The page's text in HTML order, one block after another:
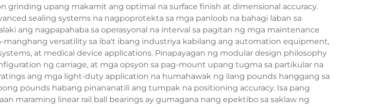
grinding upang makamit ang optimal na surface finish at dimensional accuracy.
sealing systems na nagpoprotekta sa mga panloob na bahagi laban sa
ang nagpapahaba sa operasyonal na interval sa pagitan ng mga maintenance
versatility sa iba't ibang industriya kabilang ang automation equipment,
at medical device applications. Pinapayagan ng modular design philosophy
ng carriage, at mga opsyon sa pag-mount upang tugma sa partikular na
ang mga light-duty application na humahawak ng ilang pounds hanggang sa
pounds habang pinananatili ang tumpak na positioning accuracy. Isa pang
maraming linear rail ball bearings ay gumagana nang epektibo sa saklaw ng